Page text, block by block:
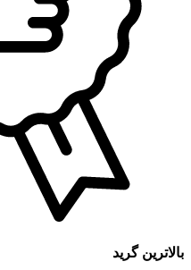
بالاترین گرید